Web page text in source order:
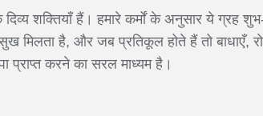
दिव्य शक्तियाँ हैं। हमारे कर्मों के अनुसार ये
है, और जब प्रतिकूल होते हैं तो बाधाएँ,
प्राप्त करने का सरल माध्यम है।